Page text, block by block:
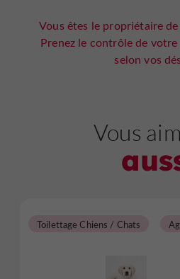
Vous êtes le propriétaire
Prenez le contrôle de
selon vos
Vous
Toilettage Chiens / Chats